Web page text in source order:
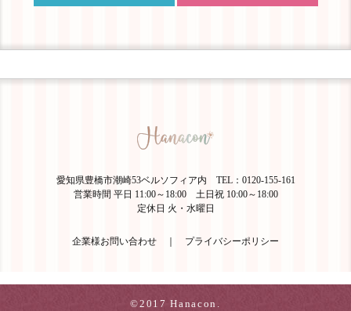
愛知県豊橋市潮崎53ベルソフィア内 TEL：0120-155-161
営業時間 平日 11:00～18:00 土日祝 10:00～18:00
定休日 火・水曜日
企業様お問い合わせ プライバシーポリシー
©2017 Hanacon.